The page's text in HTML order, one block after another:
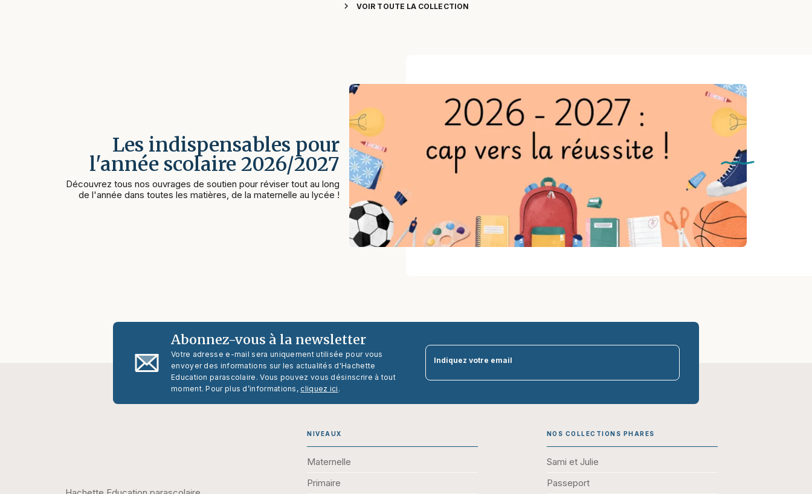
chevron_right VOIR TOUTE LA COLLECTION
Les indispensables pour
l'année scolaire 2026/2027
Découvrez tous nos ouvrages de soutien pour réviser tout au long
de l'année dans toutes les matières, de la maternelle au lycée !
Abonnez-vous à la newsletter
Votre adresse e-mail sera uniquement utilisée pour vous
envoyer des informations sur les actualités d'Hachette
Education parascolaire. Vous pouvez vous désinscrire à tout
moment. Pour plus d’informations, cliquez ici .
Indiquez votre email
NIVEAUX
Maternelle
Primaire
NOS COLLECTIONS PHARES
Sami et Julie
Passeport